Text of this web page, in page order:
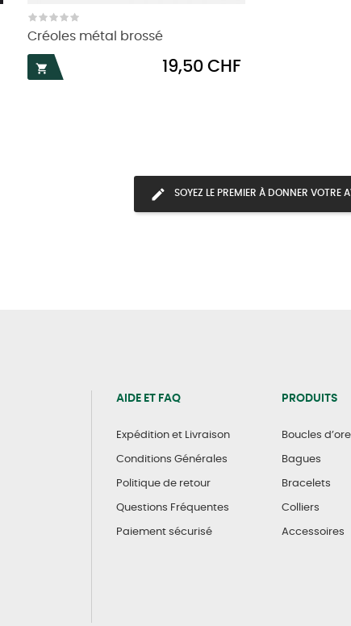
Créoles métal brossé

Prix
19,50 CHF
SOYEZ LE PREMIER À DONNER VOTRE
AIDE ET FAQ
Expédition et Livraison
Conditions Générales
Politique de retour
Questions Fréquentes
Paiement sécurisé
PRODUITS
Boucles
Bagues
Bracelets
Colliers
Accessoires